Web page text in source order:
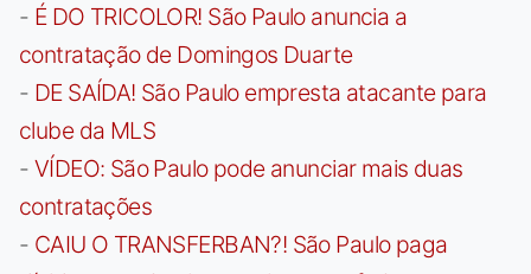
- É DO TRICOLOR! São Paulo anuncia a
contratação de Domingos Duarte
- DE SAÍDA! São Paulo empresta atacante para
clube da MLS
- VÍDEO: São Paulo pode anunciar mais duas
contratações
- CAIU O TRANSFERBAN?! São Paulo paga